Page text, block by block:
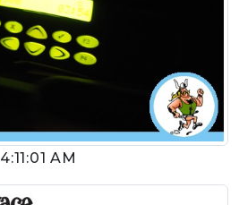
4:11:01 AM